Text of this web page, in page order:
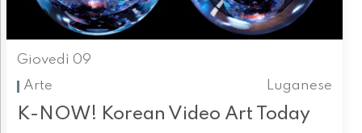
Giovedì 09
Arte
Luganese
K-NOW! Korean Video Art Today